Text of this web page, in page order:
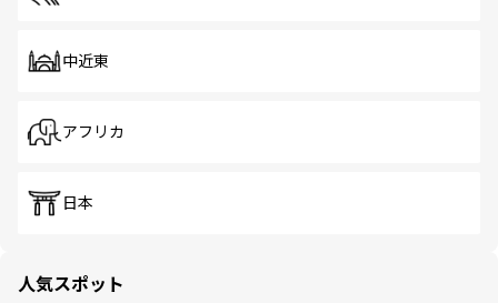
中近東
アフリカ
日本
人気スポット